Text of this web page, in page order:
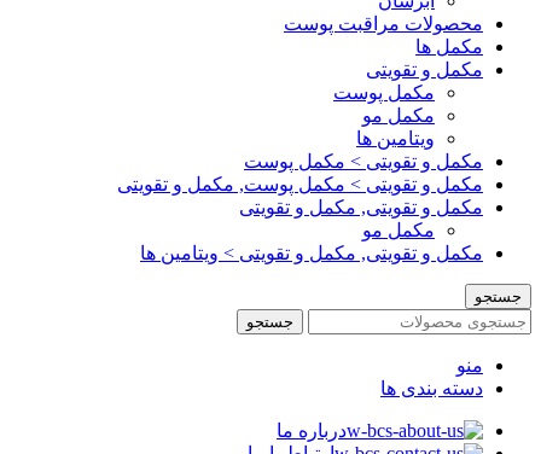
محصولات مراقبت پوست
مکمل ها
مکمل و تقویتی
مکمل پوست
مکمل مو
ویتامین ها
مکمل و تقویتی > مکمل پوست
مکمل و تقویتی > مکمل پوست, مکمل و تقویتی
مکمل و تقویتی, مکمل و تقویتی
مکمل مو
مکمل و تقویتی, مکمل و تقویتی > ویتامین ها
جستجو
جستجو
منو
دسته بندی ها
درباره ما